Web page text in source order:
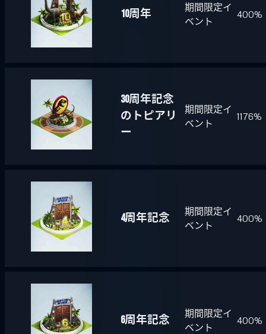
10周年
期間限定イ
ベント
400%
30周年記念
のトピアリ
ー
期間限定イ
ベント
1176%
4周年記念
期間限定イ
ベント
400%
6周年記念
期間限定イ
ベント
400%